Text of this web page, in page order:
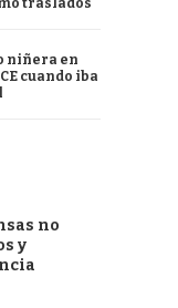
traslados
niñera en
cuando iba
no
y